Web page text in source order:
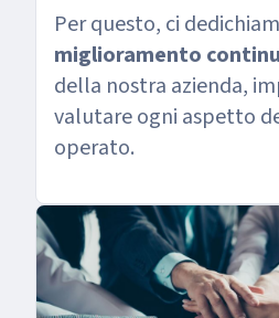
Per questo, ci
miglioramento
della nostra azienda,
valutare ogni aspetto
operato.